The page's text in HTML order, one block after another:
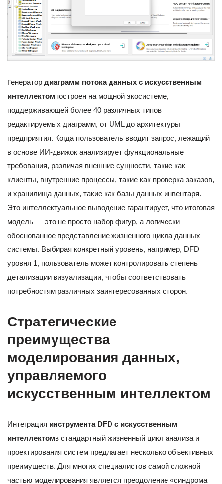
Генератор диаграмм потока данных с искусственным
интеллектомпостроен на мощной экосистеме,
поддерживающей более 40 различных типов
редактируемых диаграмм, от UML до архитектуры
предприятия. Когда пользователь вводит запрос, лежащий
в основе ИИ-движок анализирует функциональные
требования, различая внешние сущности, такие как
клиенты, внутренние процессы, такие как проверка заказов,
и хранилища данных, такие как базы данных инвентаря.
Это интеллектуальное выводение гарантирует, что итоговая
модель — это не просто набор фигур, а логически
обоснованное представление жизненного цикла данных
системы. Выбирая конкретный уровень, например, DFD
уровня 1, пользователь может контролировать степень
детализации визуализации, чтобы соответствовать
потребностям различных заинтересованных сторон.
Стратегические
преимущества
моделирования данных,
управляемого
искусственным интеллектом
Интеграция инструмента DFD с искусственным
интеллектомв стандартный жизненный цикл анализа и
проектирования систем предлагает несколько объективных
преимуществ. Для многих специалистов самой сложной
частью моделирования является преодоление «синдрома